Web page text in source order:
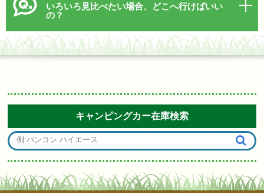
いろいろ見比べたい場合、どこへ行けばいい
の？
キャンピングカー在庫検索